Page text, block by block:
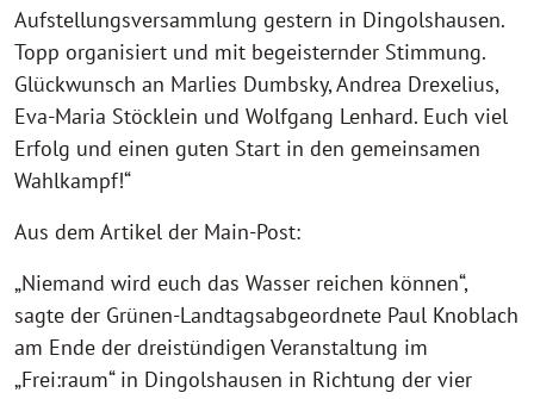
Aufstellungsversammlung gestern in Dingolshausen.
Topp organisiert und mit begeisternder Stimmung.
Glückwunsch an Marlies Dumbsky, Andrea Drexelius,
Eva-Maria Stöcklein und Wolfgang Lenhard. Euch viel
Erfolg und einen guten Start in den gemeinsamen
Wahlkampf!“
Aus dem Artikel der Main-Post:
„Niemand wird euch das Wasser reichen können“,
sagte der Grünen-Landtagsabgeordnete Paul Knoblach
am Ende der dreistündigen Veranstaltung im
„Frei:raum“ in Dingolshausen in Richtung der vier